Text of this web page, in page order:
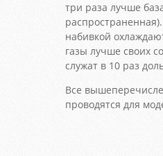
три раза лучше
набивкой
газы лучше своих
служат в 10 раз
Все
проводятся для